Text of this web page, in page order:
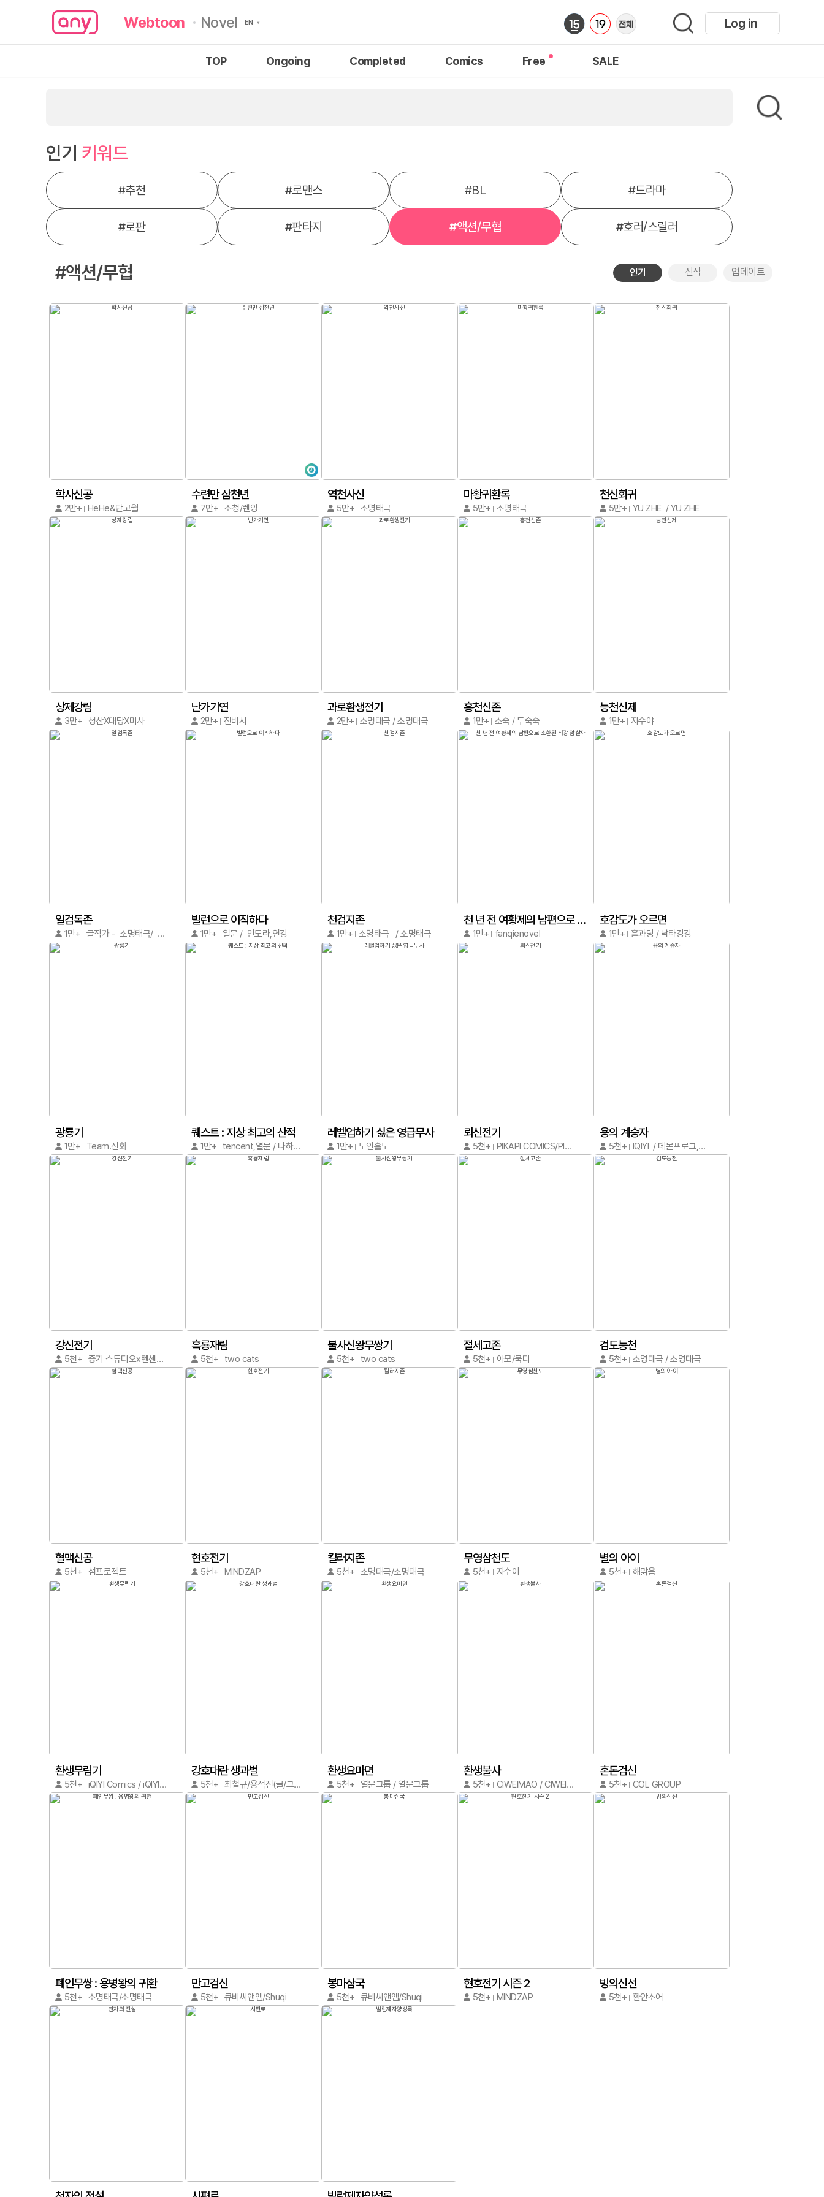
Webtoon Novel
TOP Ongoing Completed Comics Free SALE
Log in
인기 키워드
#추천 #로맨스 #BL #드라마
#로판 #판타지 #액션/무협 #호러/스릴러
#액션/무협 인기 신작 업데이트
학사신공
2만+ HeHe&단고월
수련만 삼천년
7만+ 소청/렌양
역천사신
5만+ 소명태극
마황귀환록
5만+ 소명태극
천신회귀
5만+ YU ZHE / YU ZHE
상제강림
3만+ 청산X대당X미사
난가기연
2만+ 진비사
과로환생전기
2만+ 소명태극 / 소명태극
홍천신존
1만+ 소숙 / 두숙숙
능천신제
1만+ 자수야
일검독존
1만+ 글작가 - 소명태극/ 그림작가 - 소명태극
빌런으로 이직하다
1만+ 열문 / 만도라,연강
천검지존
1만+ 소명태극 / 소명태극
천 년 전 여황제의 남편으로 소환된 최강 암살자
1만+ fanqienovel
호감도가 오르면
1만+ 흘과당 / 낙타강강
광룡기
1만+ Team.신화
퀘스트 : 지상 최고의 산적
1만+ tencent,열문 / 나하마 대왕
레벨업하기 싫은 영급무사
1만+ 노인흘도
뢰신전기
5천+ PIKAPI COMICS/PIKAPI COMICS
용의 계승자
5천+ IQIYI / 데몬프로그,극광
강신전기
5천+ 증기 스튜디오x텐센트 동만
흑룡재림
5천+ two cats
불사신왕무쌍기
5천+ two cats
절세고존
5천+ 아모/묵디
검도능천
5천+ 소명태극 / 소명태극
혈맥신공
5천+ 섬프로젝트
현호전기
5천+ MINDZAP
킬러지존
5천+ 소명태극/소명태극
무영삼천도
5천+ 자수야
별의 아이
5천+ 해맑음
환생무림기
5천+ iQIYI Comics / iQIYI Comics
강호대란 생과벌
5천+ 최철규/용석진(글/그림)
환생요마뎐
5천+ 열문그룹 / 열문그룹
환생불사
5천+ CIWEIMAO / CIWEIMAO
혼돈검신
5천+ COL GROUP
폐인무쌍 : 용병왕의 귀환
5천+ 소명태극/소명태극
만고검신
5천+ 큐비씨앤엠/Shuqi
봉마삼국
5천+ 큐비씨앤엠/Shuqi
현호전기 시즌 2
5천+ MINDZAP
빙의신선
5천+ 환안소어